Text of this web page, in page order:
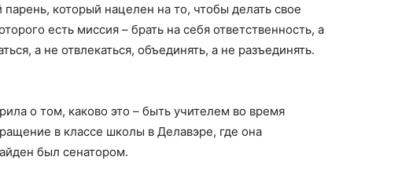
который нацелен на то, чтобы делать свое
есть миссия – брать на себя ответственность, а
а не отвлекаться, объединять, а не разъединять.
о том, каково это – быть учителем во время
в классе школы в Делавэре, где она
был сенатором.